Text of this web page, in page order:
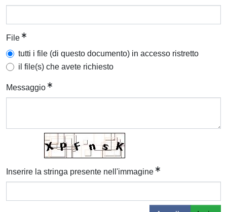
File
tutti i file (di questo documento) in accesso ristretto
il file(s) che avete richiesto
Messaggio
Inserire la stringa presente nell'immagine